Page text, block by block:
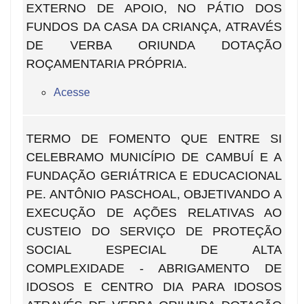
EXTERNO DE APOIO, NO PÁTIO DOS
FUNDOS DA CASA DA CRIANÇA, ATRAVÉS
DE VERBA ORIUNDA DOTAÇÃO
ROÇAMENTARIA PRÓPRIA.
Acesse
TERMO DE FOMENTO QUE ENTRE SI
CELEBRAMO MUNICÍPIO DE CAMBUÍ E A
FUNDAÇÃO GERIÁTRICA E EDUCACIONAL
PE. ANTÔNIO PASCHOAL, OBJETIVANDO A
EXECUÇÃO DE AÇÕES RELATIVAS AO
CUSTEIO DO SERVIÇO DE PROTEÇÃO
SOCIAL ESPECIAL DE ALTA
COMPLEXIDADE - ABRIGAMENTO DE
IDOSOS E CENTRO DIA PARA IDOSOS